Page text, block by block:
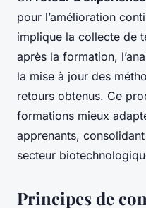
pour l’amélioration
implique la collecte de
après la formation,
la mise à jour des
retours obtenus. Ce
formations mieux
apprenants,
secteur
Principes de